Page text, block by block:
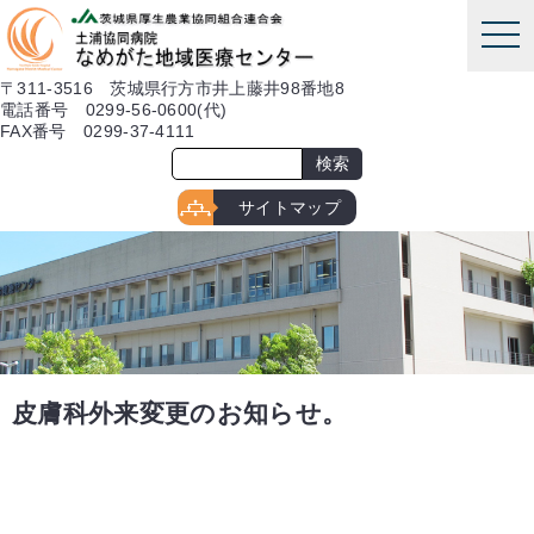
本文へ
〒311-3516 茨城県行方市井上藤井98番地8
電話番号 0299-56-0600(代)
FAX番号 0299-37-4111
サイトマップ
皮膚科外来変更のお知らせ。